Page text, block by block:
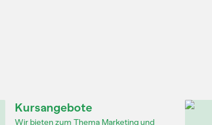
Kursangebote
Wir bieten zum Thema Marketing und